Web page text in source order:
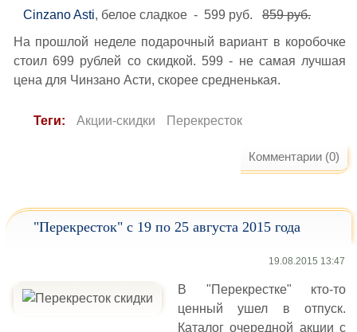
Cinzano Asti, белое сладкое - 599 руб. 859 руб.
На прошлой неделе подарочный вариант в коробочке
стоил 699 рублей со скидкой. 599 - не самая лучшая
цена для Чинзано Асти, скорее средненькая.
Теги: Акции-скидки Перекресток
Комментарии (0)
"Перекресток" с 19 по 25 августа 2015 года
19.08.2015 13:47
В "Перекрестке" кто-то
ценный ушел в отпуск.
Каталог очередной акции с